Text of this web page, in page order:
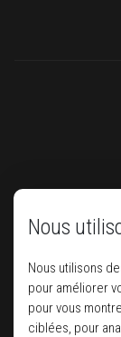
Nous
Nous utilisons
pour améliorer
pour vous
ciblées, pour